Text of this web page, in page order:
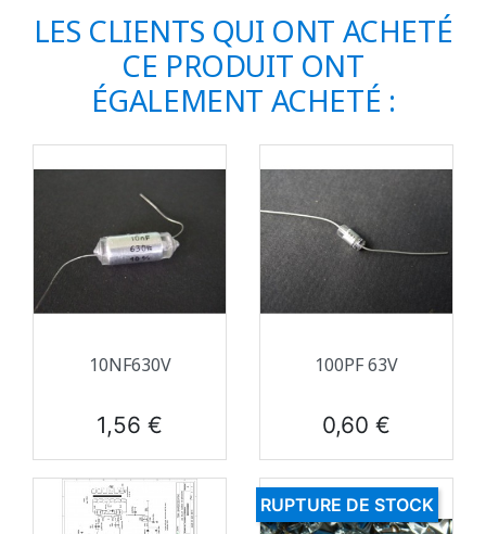
LES CLIENTS QUI ONT ACHETÉ
CE PRODUIT ONT
ÉGALEMENT ACHETÉ :
10NF630V
Prix
1,56 €
100PF 63V
Prix
0,60 €
RUPTURE DE STOCK